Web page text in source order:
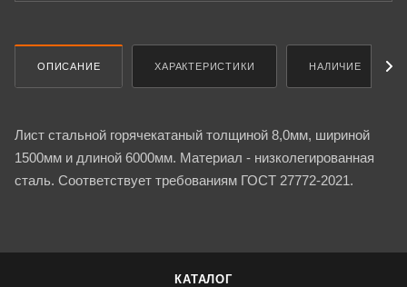
ОПИСАНИЕ ХАРАКТЕРИСТИКИ НАЛИЧИЕ
Лист стальной горячекатаный толщиной 8,0мм, шириной
1500мм и длиной 6000мм. Материал - низколегированная
сталь. Соответствует требованиям ГОСТ 27772-2021.
КАТАЛОГ